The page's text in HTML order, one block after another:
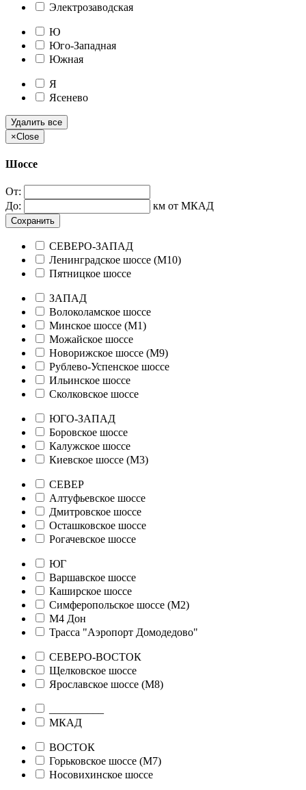
Электрозаводская
Ю
Юго-Западная
Южная
Я
Ясенево
Удалить все
×Close
Шоссе
От:
До:
км от МКАД
Сохранить
СЕВЕРО-ЗАПАД
Ленинградское шоссе (М10)
Пятницкое шоссе
ЗАПАД
Волоколамское шоссе
Минское шоссе (М1)
Можайское шоссе
Новорижское шоссе (М9)
Рублево-Успенское шоссе
Ильинское шоссе
Сколковское шоссе
ЮГО-ЗАПАД
Боровское шоссе
Калужское шоссе
Киевское шоссе (М3)
СЕВЕР
Алтуфьевское шоссе
Дмитровское шоссе
Осташковское шоссе
Рогачевское шоссе
ЮГ
Варшавское шоссе
Каширское шоссе
Симферопольское шоссе (М2)
М4 Дон
Трасса "Аэропорт Домодедово"
СЕВЕРО-ВОСТОК
Щелковское шоссе
Ярославское шоссе (М8)
МКАД
ВОСТОК
Горьковское шоссе (М7)
Носовихинское шоссе